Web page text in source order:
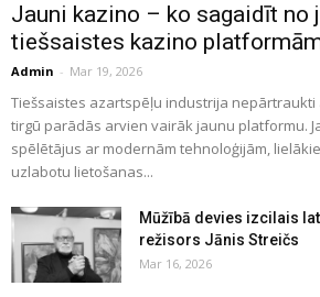
Jauni kazino – ko sagaidīt no
tiešsaistes kazino
Admin - Mar 19, 2026
Tiešsaistes azartspēļu industrija nepārtraukti
tirgū parādās arvien vairāk jaunu platformu.
spēlētājus ar modernām tehnoloģijām,
uzlabotu lietošanas...
Mūžībā devies izcilais
režisors Jānis Streičs
Mar 16, 2026